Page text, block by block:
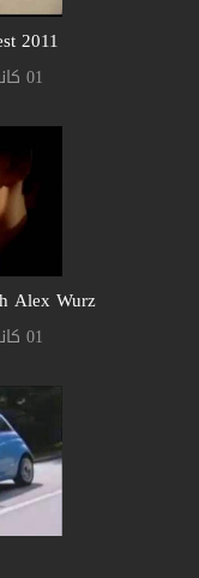
2011
01 كانون الثاني 2013, 12:00 ص
Alex Wurz
01 كانون الثاني 2013, 12:00 ص